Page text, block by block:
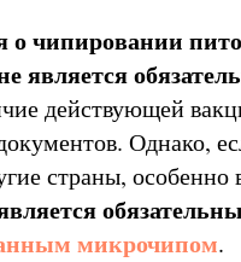
чипировании
является
действующей
Однако,
страны,
микрочипом.